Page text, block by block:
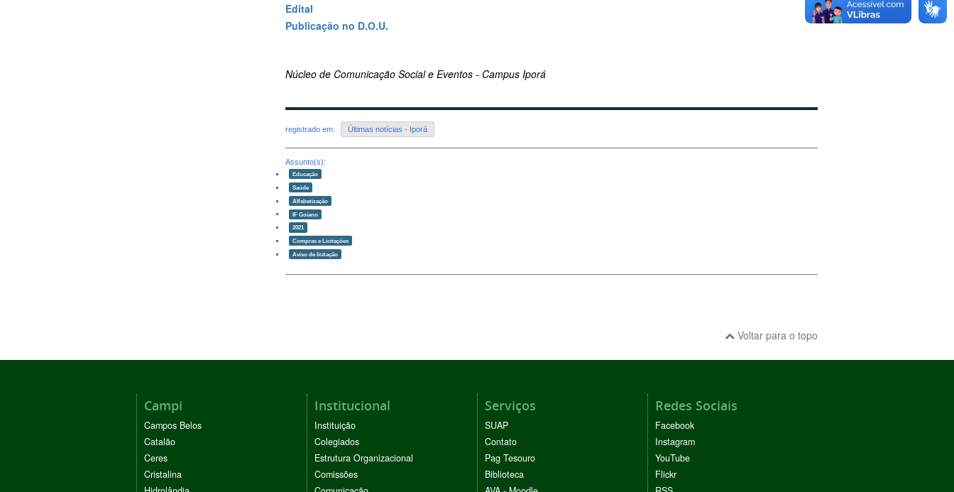
Edital
Publicação no D.O.U.
Núcleo de Comunicação Social e Eventos - Campus Iporá
registrado em: Últimas notícias - Iporá
Assunto(s):
Educação
Saúde
Alfabetização
IF Goiano
2021
Compras e Licitações
Aviso de licitação
Voltar para o topo
Campi
Campos Belos
Catalão
Ceres
Cristalina
Institucional
Instituição
Colegiados
Estrutura Organizacional
Comissões
Serviços
SUAP
Contato
Pag Tesouro
Biblioteca
Redes Sociais
Facebook
Instagram
YouTube
Flickr